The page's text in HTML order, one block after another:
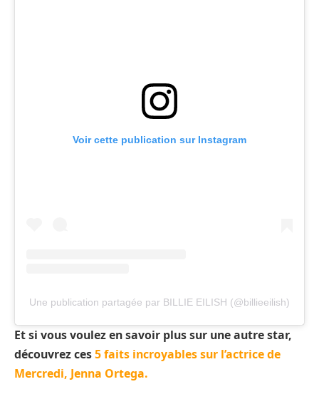
Voir cette publication sur Instagram
Une publication partagée par BILLIE EILISH (@billieeilish)
Et si vous voulez en savoir plus sur une autre star,
découvrez ces5 faits incroyables sur l’actrice de
Mercredi, Jenna Ortega.